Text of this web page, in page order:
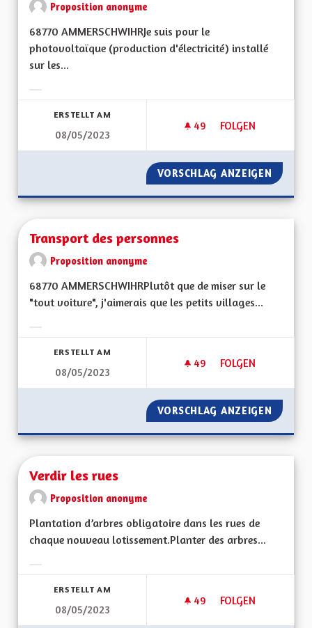
Proposition anonyme
68770 AMMERSCHWIHRJe suis pour le
photovoltaïque (production d'électricité) installé
sur les...
ERSTELLT AM
08/05/2023
49 49 FOLLOWER
FOLGEN
AUTONOMIE DANS
VORSCHLAG ANZEIGEN
Transport des personnes
Proposition anonyme
68770 AMMERSCHWIHRPlutôt que de miser sur le
"tout voiture", j'aimerais que les petits villages...
ERSTELLT AM
08/05/2023
49 49 FOLLOWER
FOLGEN
TRANSPORT DES
VORSCHLAG ANZEIGEN
Verdir les rues
Proposition anonyme
Plantation d’arbres obligatoire dans les rues de
chaque nouveau lotissement.Planter des arbres...
ERSTELLT AM
08/05/2023
49 49 FOLLOWER
FOLGEN
VERDIR LES RUES